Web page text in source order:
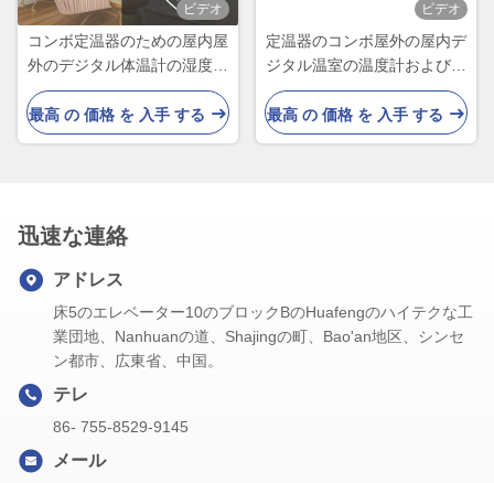
ビデオ
コンボ定温器のための屋内屋
外のデジタル体温計の湿度計
の湿気のメートル
最高 の 価格 を 入手 する
ビデオ
定温器のコンボ屋外の屋内デ
ジタル温室の温度計および湿
度計
最高 の 価格 を 入手 する
迅速な連絡
アドレス
床5のエレベーター10のブロックBのHuafengのハイテクな工
業団地、Nanhuanの道、Shajingの町、Bao'an地区、シンセ
ン都市、広東省、中国。
テレ
86- 755-8529-9145
メール